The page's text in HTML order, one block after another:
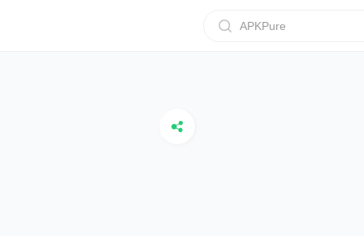
APKPure